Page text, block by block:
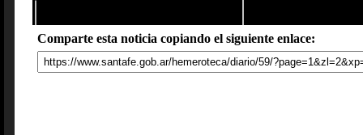
Comparte esta noticia copiando el siguiente enlace: